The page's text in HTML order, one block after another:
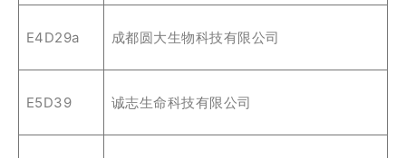
E4D29a 成都圆大生物科技有限公司
E5D39 诚志生命科技有限公司